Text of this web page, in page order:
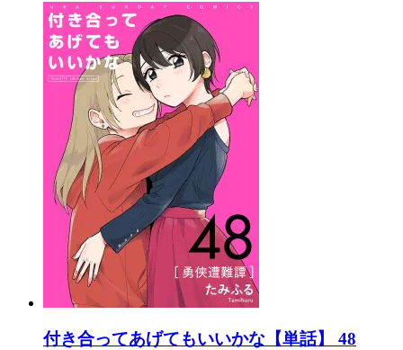
付き合ってあげてもいいかな【単話】 48